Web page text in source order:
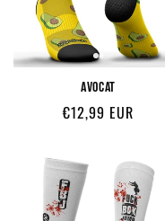
AVOCAT
Prix
€12,99 EUR